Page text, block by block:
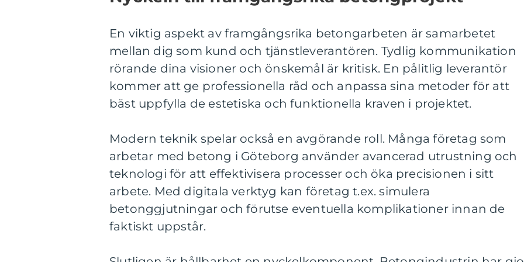
En viktig aspekt av framgångsrika betongarbeten är samarbetet
mellan dig som kund och tjänstleverantören. Tydlig kommunikation
rörande dina visioner och önskemål är kritisk. En pålitlig leverantör
kommer att ge professionella råd och anpassa sina metoder för att
bäst uppfylla de estetiska och funktionella kraven i projektet.
Modern teknik spelar också en avgörande roll. Många företag som
arbetar med betong i Göteborg använder avancerad utrustning och
teknologi för att effektivisera processer och öka precisionen i sitt
arbete. Med digitala verktyg kan företag t.ex. simulera
betonggjutningar och förutse eventuella komplikationer innan de
faktiskt uppstår.